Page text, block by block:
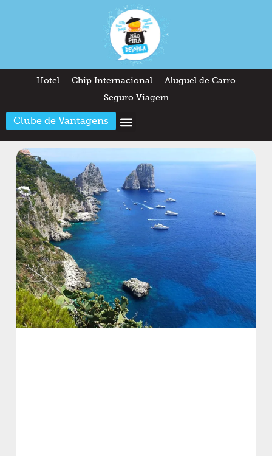
Hotel Chip Internacional
Aluguel de Carro
Seguro Viagem
Clube de Vantagens